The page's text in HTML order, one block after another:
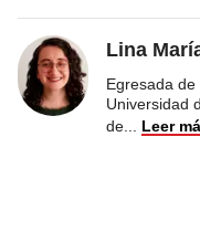
Lina
Egresada
Universidad
de
Leer